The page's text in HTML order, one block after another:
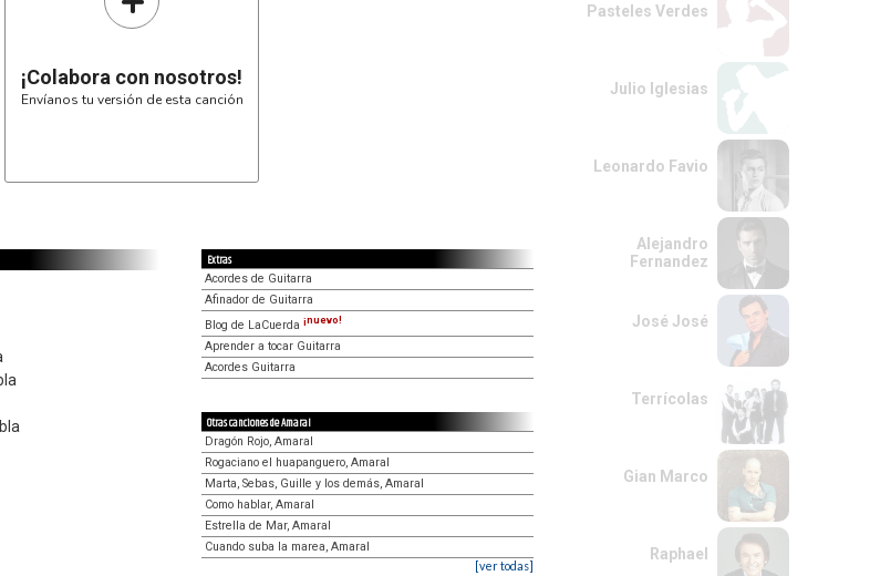
¡Colabora con nosotros!
Envíanos tu versión de esta canción
Extras
Acordes de Guitarra
Afinador de Guitarra
Blog de LaCuerda ¡nuevo!
Aprender a tocar Guitarra
Acordes Guitarra
Otras canciones de Amaral
Dragón Rojo, Amaral
Rogaciano el huapanguero, Amaral
Marta, Sebas, Guille y los demás, Amaral
Como hablar, Amaral
Estrella de Mar, Amaral
Cuando suba la marea, Amaral
[ver todas]
Pasteles Verdes
Julio Iglesias
Leonardo Favio
Alejandro
Fernandez
José José
Terrícolas
Gian Marco
Raphael